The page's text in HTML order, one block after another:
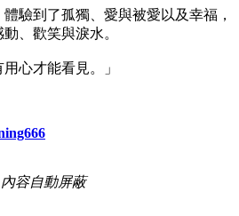
驗到了孤獨、愛與被愛以及幸福，
、歡笑與淚水。
心才能看見。」
容自動屏蔽